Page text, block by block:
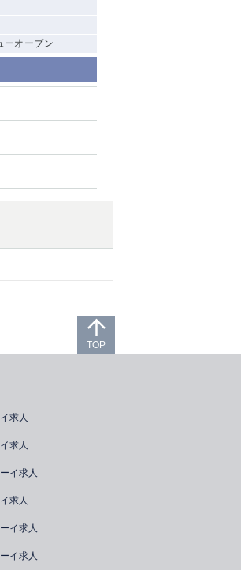
ーオープン
求人
求人
イ求人
求人
イ求人
イ求人
TOP